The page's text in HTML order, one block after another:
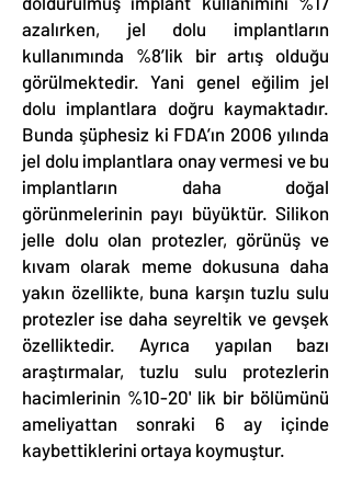
azalırken, jel dolu implantların
kullanımında %8’lik bir artış olduğu
görülmektedir. Yani genel eğilim jel
dolu implantlara doğru kaymaktadır.
Bunda şüphesiz ki FDA’ın 2006 yılında
jel dolu implantlara onay vermesi ve bu
implantların daha doğal
görünmelerinin payı büyüktür. Silikon
jelle dolu olan protezler, görünüş ve
kıvam olarak meme dokusuna daha
yakın özellikte, buna karşın tuzlu sulu
protezler ise daha seyreltik ve gevşek
özelliktedir. Ayrıca yapılan bazı
araştırmalar, tuzlu sulu protezlerin
hacimlerinin %10-20' lik bir bölümünü
ameliyattan sonraki 6 ay içinde
kaybettiklerini ortaya koymuştur.